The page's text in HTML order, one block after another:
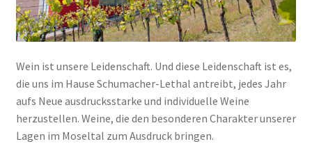
Weinstube
Kontakt
Wein ist unsere Leidenschaft. Und diese Leidenschaft ist es,
die uns im Hause Schumacher-Lethal antreibt, jedes Jahr
aufs Neue ausdrucksstarke und individuelle Weine
herzustellen. Weine, die den besonderen Charakter unserer
Lagen im Moseltal zum Ausdruck bringen.